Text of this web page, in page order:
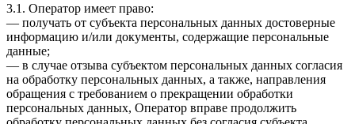
3.1. Оператор имеет право:
— получать от субъекта персональных данных достоверные
информацию и/или документы, содержащие персональные
данные;
— в случае отзыва субъектом персональных данных согласия
на обработку персональных данных, а также, направления
обращения с требованием о прекращении обработки
персональных данных, Оператор вправе продолжить